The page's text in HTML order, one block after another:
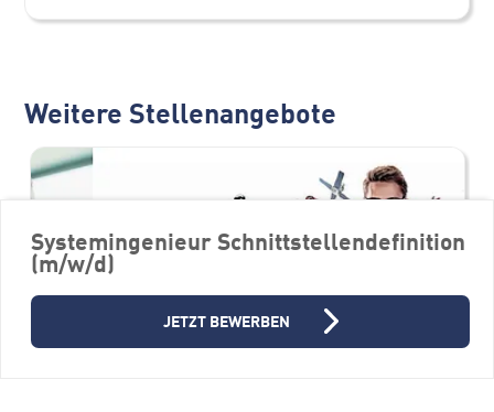
Systemingenieur Schnittstellendefinition
(m/w/d)
JETZT BEWERBEN
Weitere Stellenangebote